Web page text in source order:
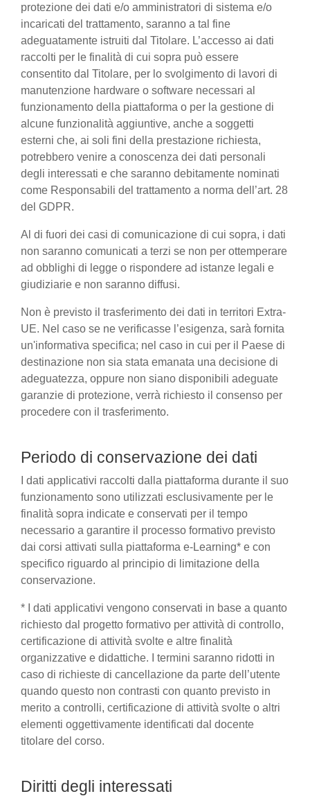
protezione dei dati e/o amministratori di sistema e/o
incaricati del trattamento, saranno a tal fine
adeguatamente istruiti dal Titolare. L’accesso ai dati
raccolti per le finalità di cui sopra può essere
consentito dal Titolare, per lo svolgimento di lavori di
manutenzione hardware o software necessari al
funzionamento della piattaforma o per la gestione di
alcune funzionalità aggiuntive, anche a soggetti
esterni che, ai soli fini della prestazione richiesta,
potrebbero venire a conoscenza dei dati personali
degli interessati e che saranno debitamente nominati
come Responsabili del trattamento a norma dell’art. 28
del GDPR.
Al di fuori dei casi di comunicazione di cui sopra, i dati
non saranno comunicati a terzi se non per ottemperare
ad obblighi di legge o rispondere ad istanze legali e
giudiziarie e non saranno diffusi.
Non è previsto il trasferimento dei dati in territori Extra-
UE. Nel caso se ne verificasse l’esigenza, sarà fornita
un'informativa specifica; nel caso in cui per il Paese di
destinazione non sia stata emanata una decisione di
adeguatezza, oppure non siano disponibili adeguate
garanzie di protezione, verrà richiesto il consenso per
procedere con il trasferimento.
Periodo di conservazione dei dati
I dati applicativi raccolti dalla piattaforma durante il suo
funzionamento sono utilizzati esclusivamente per le
finalità sopra indicate e conservati per il tempo
necessario a garantire il processo formativo previsto
dai corsi attivati sulla piattaforma e-Learning* e con
specifico riguardo al principio di limitazione della
conservazione.
* I dati applicativi vengono conservati in base a quanto
richiesto dal progetto formativo per attività di controllo,
certificazione di attività svolte e altre finalità
organizzative e didattiche. I termini saranno ridotti in
caso di richieste di cancellazione da parte dell’utente
quando questo non contrasti con quanto previsto in
merito a controlli, certificazione di attività svolte o altri
elementi oggettivamente identificati dal docente
titolare del corso.
Diritti degli interessati